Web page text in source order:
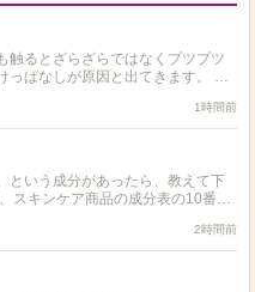
触るとざらざらではなくプツプツ
っぱなしが原因と出てきます。 皮
な方、市販ではどの…
1時間前
という成分があったら、教えて下
ルが入ってい…
2時間前